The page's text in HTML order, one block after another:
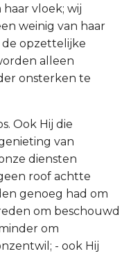
vloek; wij
weinig van haar
opzettelijke
alleen
onsterken te
Ook Hij die
van
diensten
roof achtte
genoeg had om
om beschouwd
om
- ook Hij